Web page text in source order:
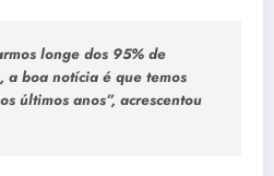
longe dos 95% de
a boa notícia é que temos
últimos anos”, acrescentou